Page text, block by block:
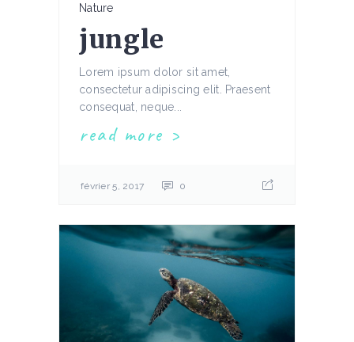
Nature
jungle
Lorem ipsum dolor sit amet,
consectetur adipiscing elit. Praesent
consequat, neque...
read more
février 5, 2017 0